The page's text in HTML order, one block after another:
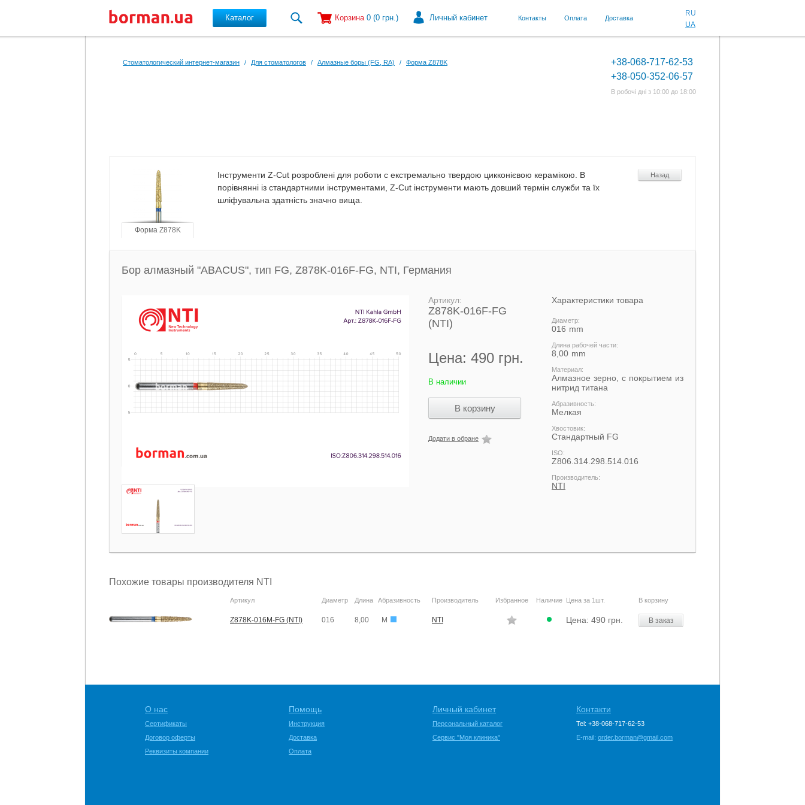
Каталог Корзина 0 (0 грн.) Личный кабинет Контакты Оплата Доставка
RU
UA
Стоматологический интернет-магазин / Для стоматологов / Алмазные боры (FG, RA) / Форма Z878K
+38-068-717-62-53
+38-050-352-06-57
В робочі дні з 10:00 до 18:00
Форма Z878K
Інструменти Z-Cut розроблені для роботи с екстремально твердою цикконієвою керамікою. В
порівнянні із стандартними інструментами, Z-Cut інструменти мають довший термін служби та їх
шліфувальна здатність значно вища.
Назад
Бор алмазный "ABACUS", тип FG, Z878K-016F-FG, NTI, Германия
Артикул:
Z878K-016F-FG
(NTI)
Цена: 490 грн.
В наличии
Додати в обране
Характеристики товара
Диаметр:
016
Длина рабочей части:
8,00
Материал:
Алмазное зерно, с покрытием из
нитрид титана
Абразивность:
Мелкая
Хвостовик:
Cтандартный FG
ISO:
Z806.314.298.514.016
Производитель:
NTI
Похожие товары производителя NTI
Артикул Диаметр Длина Абразивность Производитель Избранное Наличие Цена за 1шт. В корзину
Z878K-016M-FG (NTI) 016 8,00 M NTI Цена: 490 грн. В заказ
О нас
Сертификаты
Договор оферты
Реквизиты компании
Помощь
Инструкция
Доставка
Оплата
Личный кабинет
Персональный каталог
Сервис "Моя клиника"
Контакти
Tel: +38-068-717-62-53
E-mail: order.borman@gmail.com